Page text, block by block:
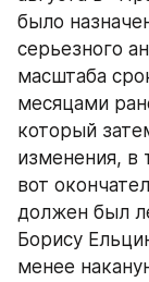
было
серьезного
масштаба
месяцами
который
изменения, в
вот
должен был
Борису
менее